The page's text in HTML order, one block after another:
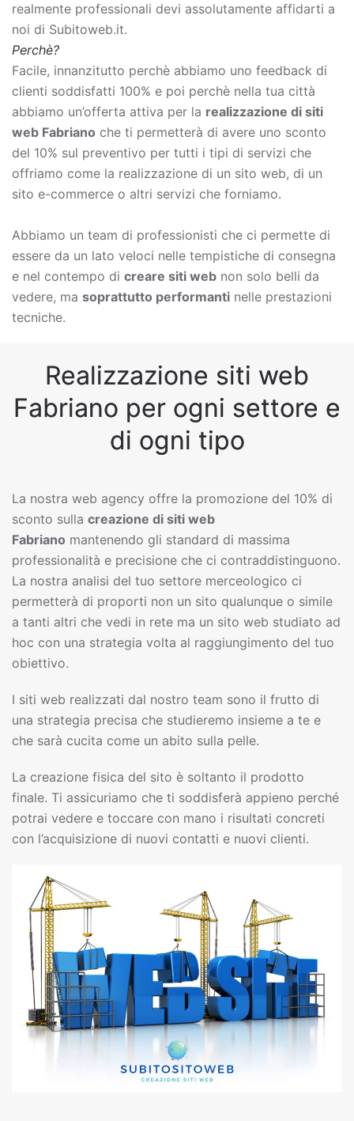
realmente professionali devi assolutamente affidarti a
noi di Subitoweb.it.
Perchè?
Facile, innanzitutto perchè abbiamo uno feedback di
clienti soddisfatti 100% e poi perchè nella tua città
abbiamo un’offerta attiva per la realizzazione di siti
web Fabriano che ti permetterà di avere uno sconto
del 10% sul preventivo per tutti i tipi di servizi che
offriamo come la realizzazione di un sito web, di un
sito e-commerce o altri servizi che forniamo.
Abbiamo un team di professionisti che ci permette di
essere da un lato veloci nelle tempistiche di consegna
e nel contempo di creare siti web non solo belli da
vedere, ma soprattutto performanti nelle prestazioni
tecniche.
Realizzazione siti web
Fabriano per ogni settore e
di ogni tipo
La nostra web agency offre la promozione del 10% di
sconto sulla creazione di siti web
Fabriano mantenendo gli standard di massima
professionalità e precisione che ci contraddistinguono.
La nostra analisi del tuo settore merceologico ci
permetterà di proporti non un sito qualunque o simile
a tanti altri che vedi in rete ma un sito web studiato ad
hoc con una strategia volta al raggiungimento del tuo
obiettivo.
I siti web realizzati dal nostro team sono il frutto di
una strategia precisa che studieremo insieme a te e
che sarà cucita come un abito sulla pelle.
La creazione fisica del sito è soltanto il prodotto
finale. Ti assicuriamo che ti soddisferà appieno perché
potrai vedere e toccare con mano i risultati concreti
con l’acquisizione di nuovi contatti e nuovi clienti.